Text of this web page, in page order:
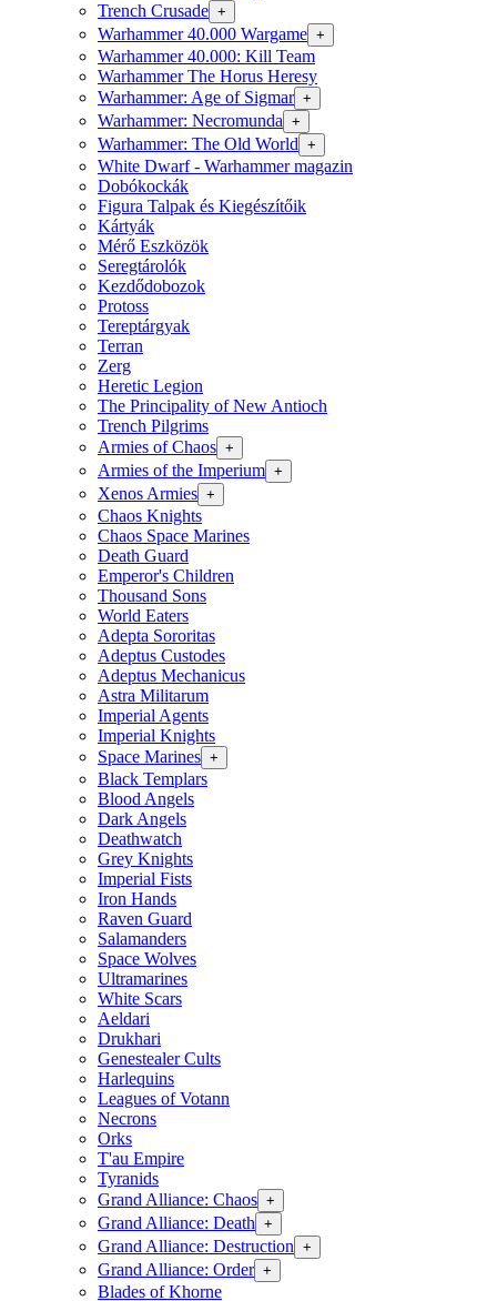
Trench Crusade +
Warhammer 40.000 Wargame +
Warhammer 40.000: Kill Team
Warhammer The Horus Heresy
Warhammer: Age of Sigmar +
Warhammer: Necromunda +
Warhammer: The Old World +
White Dwarf - Warhammer magazin
Dobókockák
Figura Talpak és Kiegészítőik
Kártyák
Mérő Eszközök
Seregtárolók
Kezdődobozok
Protoss
Tereptárgyak
Terran
Zerg
Heretic Legion
The Principality of New Antioch
Trench Pilgrims
Armies of Chaos +
Armies of the Imperium +
Xenos Armies +
Chaos Knights
Chaos Space Marines
Death Guard
Emperor's Children
Thousand Sons
World Eaters
Adepta Sororitas
Adeptus Custodes
Adeptus Mechanicus
Astra Militarum
Imperial Agents
Imperial Knights
Space Marines +
Black Templars
Blood Angels
Dark Angels
Deathwatch
Grey Knights
Imperial Fists
Iron Hands
Raven Guard
Salamanders
Space Wolves
Ultramarines
White Scars
Aeldari
Drukhari
Genestealer Cults
Harlequins
Leagues of Votann
Necrons
Orks
T'au Empire
Tyranids
Grand Alliance: Chaos +
Grand Alliance: Death +
Grand Alliance: Destruction +
Grand Alliance: Order +
Blades of Khorne